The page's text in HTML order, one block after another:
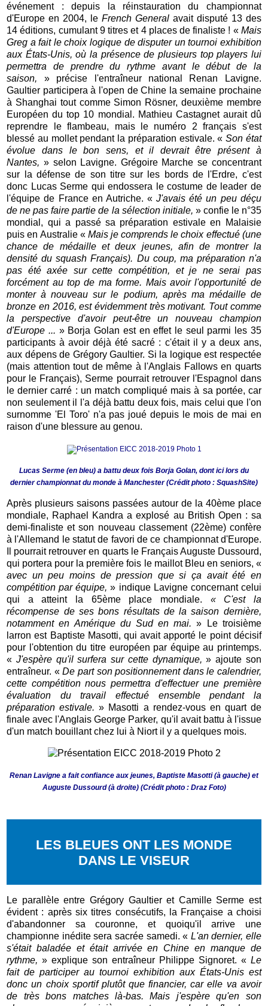
événement : depuis la réinstauration du championnat
d'Europe en 2004, le French Generalavait disputé 13 des
14 éditions, cumulant 9 titres et 4 places de finaliste ! « Mais
Greg a fait le choix logique de disputer un tournoi exhibition
aux États-Unis, où la présence de plusieurs top players lui
permettra de prendre du rythme avant le début de la
saison, » précise l'entraîneur national Renan Lavigne.
Gaultier participera à l'open de Chine la semaine prochaine
à Shanghai tout comme Simon Rösner, deuxième membre
Européen du top 10 mondial. Mathieu Castagnet aurait dû
reprendre le flambeau, mais le numéro 2 français s'est
blessé au mollet pendant la préparation estivale. «Son état
évolue dans le bon sens, et il devrait être présent à
Nantes, » selon Lavigne. Grégoire Marche se concentrant
sur la défense de son titre sur les bords de l'Erdre, c'est
donc Lucas Serme qui endossera le costume de leader de
l'équipe de France en Autriche. «J'avais été un peu déçu
de ne pas faire partie de la sélection initiale, » confie le n°35
mondial, qui a passé sa préparation estivale en Malaisie
puis en Australie « Mais je comprends le choix effectué (une
chance de médaille et deux jeunes, afin de montrer la
densité du squash Français). Du coup, ma préparation n'a
pas été axée sur cette compétition, et je ne serai pas
forcément au top de ma forme. Mais avoir l'opportunité de
monter à nouveau sur le podium, après ma médaille de
bronze en 2016, est évidemment très motivant. Tout comme
la perspective d'avoir peut-être un nouveau champion
d'Europe ... » Borja Golan est en effet le seul parmi les 35
participants à avoir déjà été sacré : c'était il y a deux ans,
aux dépens de Grégory Gaultier. Si la logique est respectée
(mais attention tout de même à l'Anglais Fallows en quarts
pour le Français), Serme pourrait retrouver l'Espagnol dans
le dernier carré : un match compliqué mais à sa portée, car
non seulement il l'a déjà battu deux fois, mais celui que l'on
surnomme 'El Toro' n'a pas joué depuis le mois de mai en
raison d'une blessure au genou.
Lucas Serme (en bleu) a battu deux fois Borja Golan, dont ici lors du
dernier championnat du monde à Manchester (Crédit photo : SquashSite)
Après plusieurs saisons passées autour de la 40ème place
mondiale, Raphael Kandra a explosé au British Open : sa
demi-finaliste et son nouveau classement (22ème) confère
à l'Allemand le statut de favori de ce championnat d'Europe.
Il pourrait retrouver en quarts le Français Auguste Dussourd,
qui portera pour la première fois le maillot Bleu en seniors, «
avec un peu moins de pression que si ça avait été en
compétition par équipe, » indique Lavigne concernant celui
qui a atteint la 65ème place mondiale. « C'est la
récompense de ses bons résultats de la saison dernière,
notamment en Amérique du Sud en mai.» Le troisième
larron est Baptiste Masotti, qui avait apporté le point décisif
pour l'obtention du titre européen par équipe au printemps.
« J'espère qu'il surfera sur cette dynamique,» ajoute son
entraîneur. «De part son positionnement dans le calendrier,
cette compétition nous permettra d'effectuer une première
évaluation du travail effectué ensemble pendant la
préparation estivale. » Masotti a rendez-vous en quart de
finale avec l'Anglais George Parker, qu'il avait battu à l'issue
d'un match bouillant chez lui à Niort il y a quelques mois.
Renan Lavigne a fait confiance aux jeunes, Baptiste Masotti (à gauche) et
Auguste Dussourd (à droite) (Crédit photo : Draz Foto)
LES BLEUES ONT LES MONDE
DANS LE VISEUR
Le parallèle entre Grégory Gaultier et Camille Serme est
évident : après six titres consécutifs, la Française a choisi
d'abandonner sa couronne, et quoiqu'il arrive une
championne inédite sera sacrée samedi. « L'an dernier, elle
s'était baladée et était arrivée en Chine en manque de
rythme,» explique son entraîneur Philippe Signoret. « Le
fait de participer au tournoi exhibition aux États-Unis est
donc un choix sportif plutôt que financier, car elle va avoir
de très bons matches là-bas. Mais j'espère qu'en son